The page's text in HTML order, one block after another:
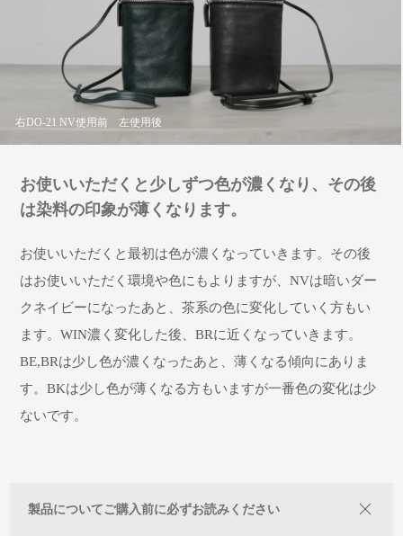
右DO-21 NV使用前 左使用後
お使いいただくと少しずつ色が濃くなり、その後
は染料の印象が薄くなります。
お使いいただくと最初は色が濃くなっていきます。その後
はお使いいただく環境や色にもよりますが、NVは暗いダー
クネイビーになったあと、茶系の色に変化していく方もい
ます。WIN濃く変化した後、BRに近くなっていきます。
BE,BRは少し色が濃くなったあと、薄くなる傾向にありま
す。BKは少し色が薄くなる方もいますが一番色の変化は少
ないです。
製品についてご購入前に必ずお読みください